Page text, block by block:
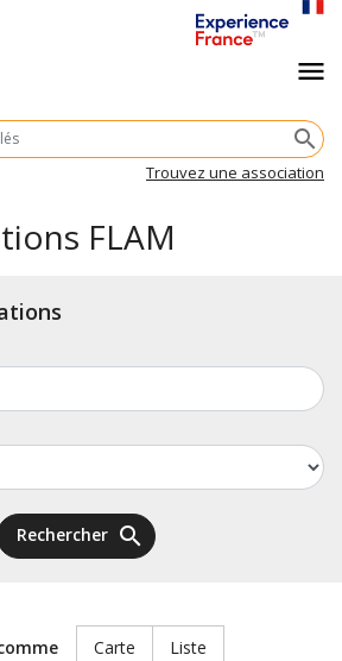
Navigation
principalesearch
Trouvez une association
menu
FLAM
Rechercher search
Carte Liste